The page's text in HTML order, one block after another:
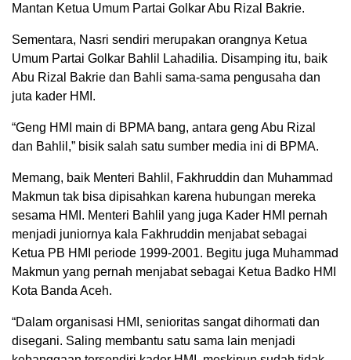
Mantan Ketua Umum Partai Golkar Abu Rizal Bakrie.
Sementara, Nasri sendiri merupakan orangnya Ketua
Umum Partai Golkar Bahlil Lahadilia. Disamping itu, baik
Abu Rizal Bakrie dan Bahli sama-sama pengusaha dan
juta kader HMI.
“Geng HMI main di BPMA bang, antara geng Abu Rizal
dan Bahlil,” bisik salah satu sumber media ini di BPMA.
Memang, baik Menteri Bahlil, Fakhruddin dan Muhammad
Makmun tak bisa dipisahkan karena hubungan mereka
sesama HMI. Menteri Bahlil yang juga Kader HMI pernah
menjadi juniornya kala Fakhruddin menjabat sebagai
Ketua PB HMI periode 1999-2001. Begitu juga Muhammad
Makmun yang pernah menjabat sebagai Ketua Badko HMI
Kota Banda Aceh.
“Dalam organisasi HMI, senioritas sangat dihormati dan
disegani. Saling membantu satu sama lain menjadi